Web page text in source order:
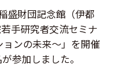
盛財団記念館（伊都
手研究者交流セミナ
ンの未来～」を開催
参加しました。